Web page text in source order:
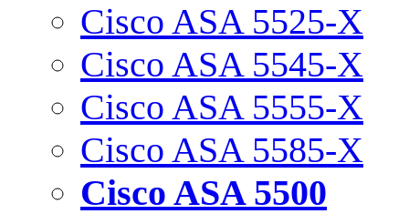
Cisco ASA 5525-X
Cisco ASA 5545-X
Cisco ASA 5555-X
Cisco ASA 5585-X
Cisco ASA 5500